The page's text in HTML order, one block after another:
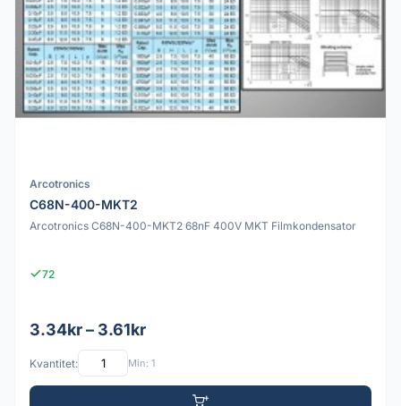
Arcotronics
C68N-400-MKT2
Arcotronics C68N-400-MKT2 68nF 400V MKT Filmkondensator
72
3.34kr – 3.61kr
Kvantitet: Min: 1